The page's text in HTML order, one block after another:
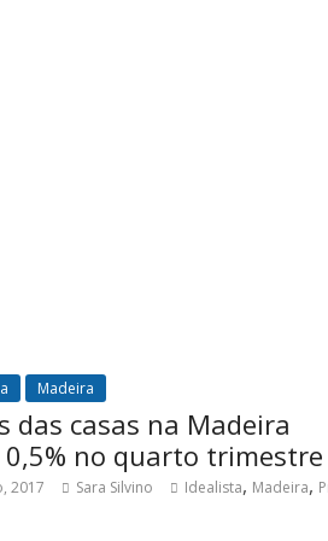
Madeira
das casas na Madeira
0,5% no quarto trimestre
2017 Sara Silvino Idealista, Madeira,